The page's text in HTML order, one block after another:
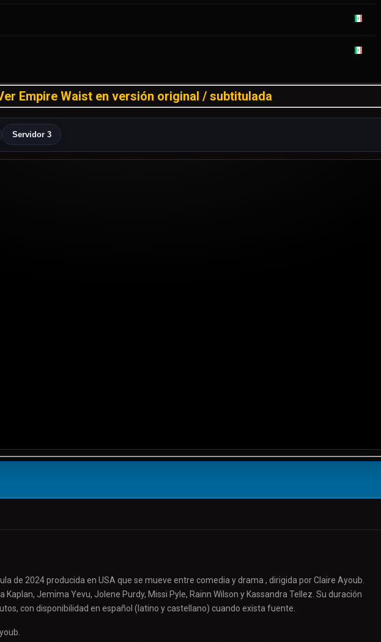
Empire Waist en versión original / subtitulada
Servidor 3
de 2024 producida en USA que se mueve entre comedia y drama , dirigida por Claire Ayoub.
Kaplan, Jemima Yevu, Jolene Purdy, Missi Pyle, Rainn Wilson y Kassandra Tellez. Su duración
con disponibilidad en español (latino y castellano) cuando exista fuente.